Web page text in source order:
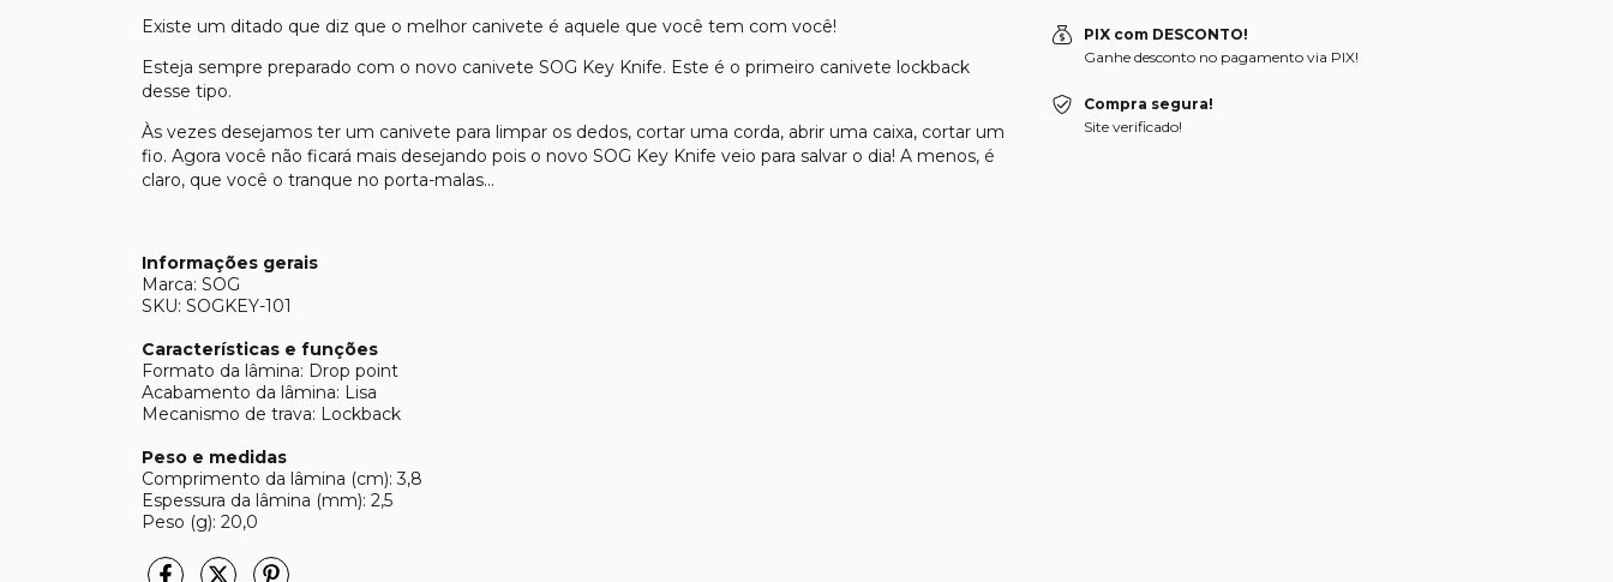
Existe um ditado que diz que o melhor canivete é aquele que você tem com você!
Esteja sempre preparado com o novo canivete SOG Key Knife. Este é o primeiro canivete lockback
desse tipo.
Às vezes desejamos ter um canivete para limpar os dedos, cortar uma corda, abrir uma caixa, cortar um
fio. Agora você não ficará mais desejando pois o novo SOG Key Knife veio para salvar o dia! A menos, é
claro, que você o tranque no porta-malas...
Informações gerais
Marca: SOG
SKU: SOGKEY-101
Características e funções
Formato da lâmina: Drop point
Acabamento da lâmina: Lisa
Mecanismo de trava: Lockback
Peso e medidas
Comprimento da lâmina (cm): 3,8
Espessura da lâmina (mm): 2,5
Peso (g): 20,0
PIX com DESCONTO!
Ganhe desconto no pagamento via PIX!
Compra segura!
Site verificado!